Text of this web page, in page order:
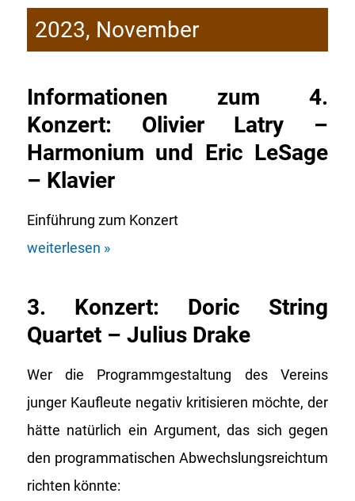
2023, November
Informationen zum 4.
Konzert: Olivier Latry –
Harmonium und Eric LeSage
– Klavier
Einführung zum Konzert
weiterlesen »
3. Konzert: Doric String
Quartet – Julius Drake
Wer die Programmgestaltung des Vereins
junger Kaufleute negativ kritisieren möchte, der
hätte natürlich ein Argument, das sich gegen
den programmatischen Abwechslungsreichtum
richten könnte: